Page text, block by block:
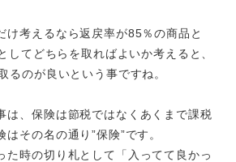
け考えるなら返戻率が85％の商品と
してどちらを取ればよいか考えると、
るのが良いという事ですね。
は、保険は節税ではなくあくまで課税
その名の通り”保険”です。
た時の切り札として「入ってて良かっ